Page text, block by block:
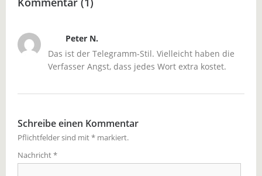
Peter N.
Das ist der Telegramm-Stil. Vielleicht haben die
Verfasser Angst, dass jedes Wort extra kostet.
Schreibe einen Kommentar
Pflichtfelder sind mit* markiert.
Nachricht*